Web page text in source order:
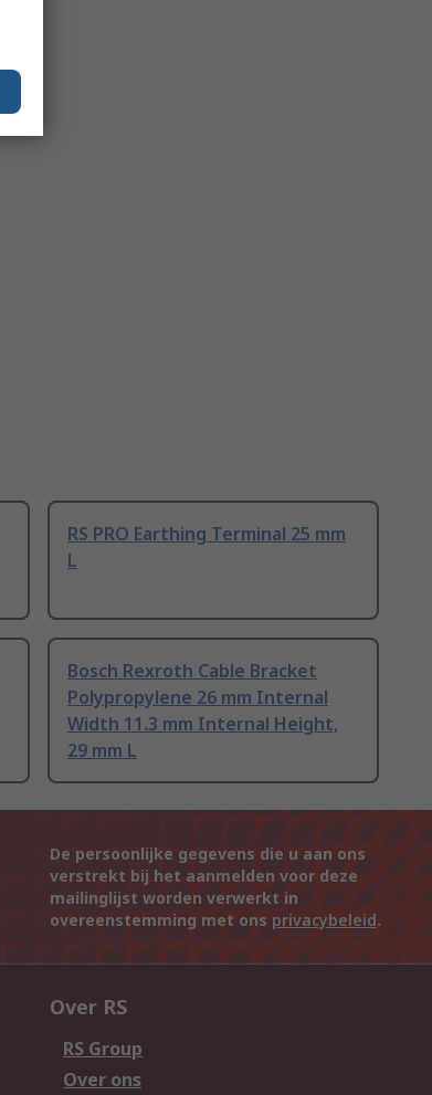
RS PRO Earthing Terminal 25 mm
L
Bosch Rexroth Cable Bracket
Polypropylene 26 mm Internal
Width 11.3 mm Internal Height,
29 mm L
De persoonlijke gegevens die u aan ons
verstrekt bij het aanmelden voor deze
mailinglijst worden verwerkt in
overeenstemming met ons privacybeleid.
Over RS
RS Group
Over ons